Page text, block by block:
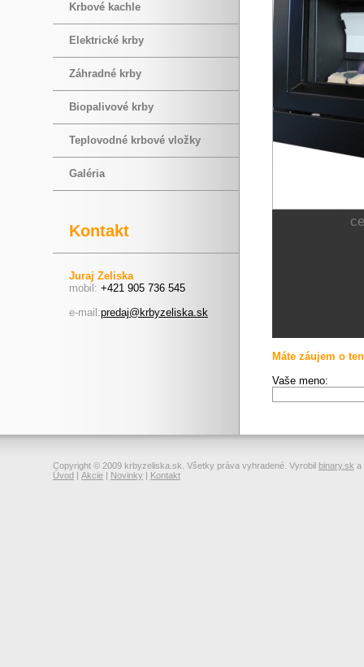
Krbové kachle
Elektrické krby
Záhradné krby
Biopalivové krby
Teplovodné krbové vložky
Galéria
Kontakt
Juraj Zeliska
mobil: +421 905 736 545
e-mail:predaj@krbyzeliska.sk
Máte záujem o
Vaše meno:
Copyright © 2009 krbyzeliska.sk. Všetky práva vyhradené. Vyrobil binary.sk a
Úvod | Akcie | Novinky | Kontakt